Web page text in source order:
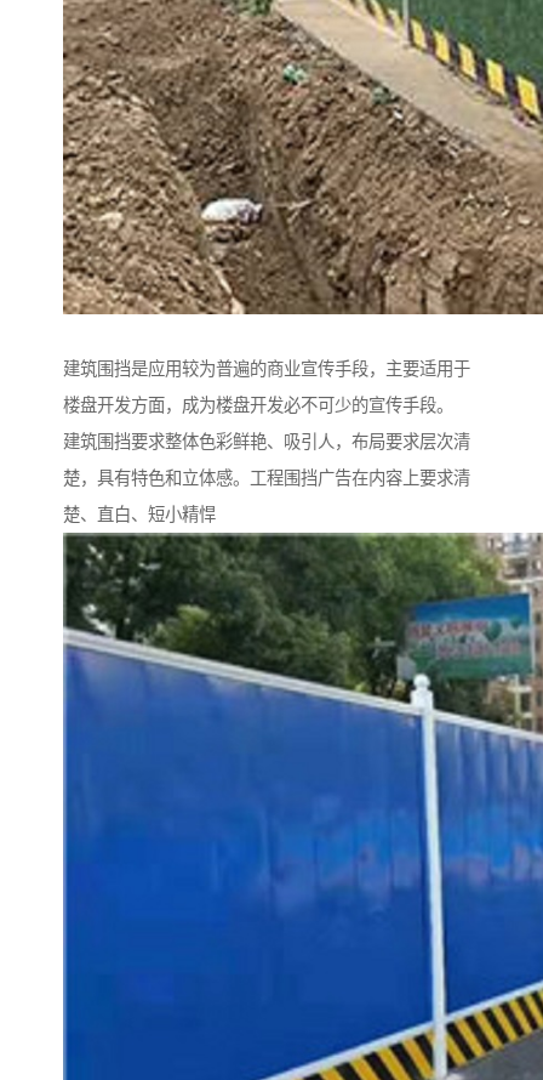
建筑围挡是应用较为普遍的商业宣传手段，主要适用于
楼盘开发方面，成为楼盘开发必不可少的宣传手段。
建筑围挡要求整体色彩鲜艳、吸引人，布局要求层次清
楚，具有特色和立体感。工程围挡广告在内容上要求清
楚、直白、短小精悍